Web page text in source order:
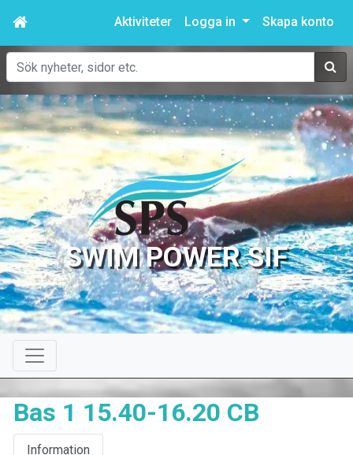
Aktiviteter Logga in Skapa konto
Sök
SWIM POWER SIF
Bas 1 15.40-16.20 CB
Information